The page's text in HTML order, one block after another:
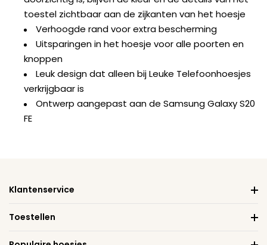
toestel zichtbaar aan de zijkanten van het hoesje
Verhoogde rand voor extra bescherming
Uitsparingen in het hoesje voor alle poorten en
knoppen
Leuk design dat alleen bij Leuke Telefoonhoesjes
verkrijgbaar is
Ontwerp aangepast aan de Samsung Galaxy S20
FE
Klantenservice
Toestellen